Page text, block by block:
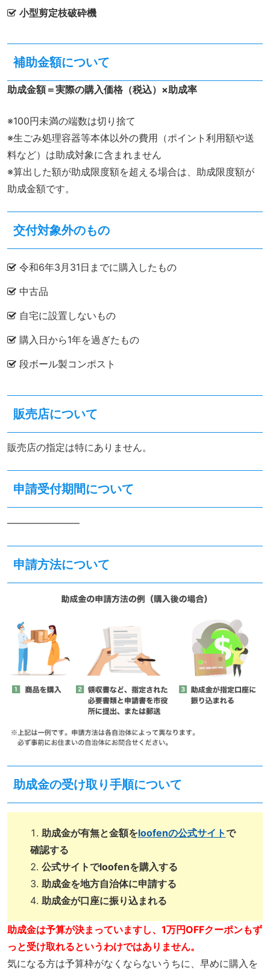
小型剪定枝破砕機
補助金額について
助成金額＝実際の購入価格（税込）×助成率
※100円未満の端数は切り捨て
※生ごみ処理容器等本体以外の費用（ポイント利用額や送
料など）は助成対象に含まれません
※算出した額が助成限度額を超える場合は、助成限度額が
助成金額です。
交付対象外のもの
令和6年3月31日までに購入したもの
中古品
自宅に設置しないもの
購入日から1年を過ぎたもの
段ボール製コンポスト
販売店について
販売店の指定は特にありません。
申請受付期間について
———————–
申請方法について
助成金の受け取り手順について
助成金が有無と金額をloofenの公式サイトで
確認する
公式サイトでloofenを購入する
助成金を地方自治体に申請する
助成金が口座に振り込まれる
助成金は予算が決まっていますし、1万円OFFクーポンもず
っと受け取れるというわけではありません。
気になる方は予算枠がなくならないうちに、早めに購入を